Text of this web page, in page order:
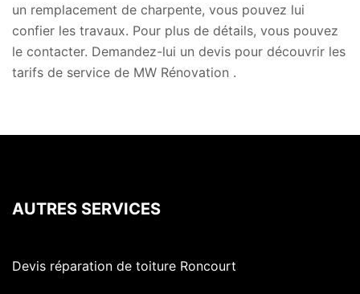
un remplacement de charpente, vous pouvez lui
confier les travaux. Pour plus de détails, vous pouvez
le contacter. Demandez-lui un devis pour découvrir les
tarifs de service de MW Rénovation .
AUTRES SERVICES
Devis réparation de toiture Roncourt